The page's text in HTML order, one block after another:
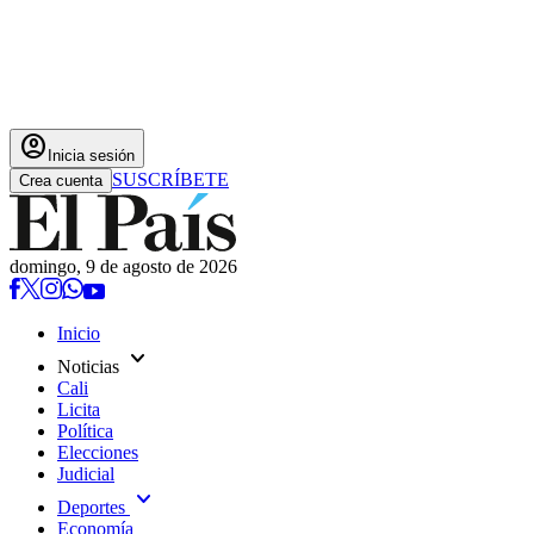
account_circle Inicia sesión
Crea cuenta SUSCRÍBETE
domingo, 9 de agosto de 2026
Inicio
Noticias expand_more
Cali
Licita
Política
Elecciones
Judicial
Deportes expand_more
Economía